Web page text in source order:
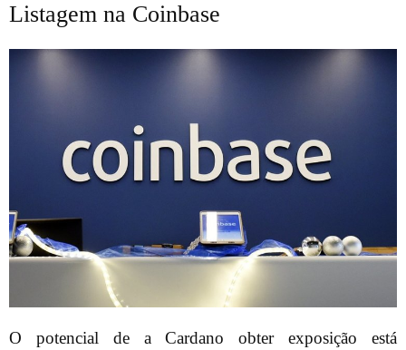
Listagem na Coinbase
O potencial de a Cardano obter exposição está